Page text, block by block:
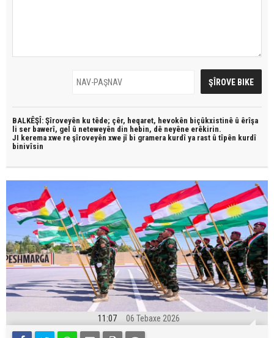
BALKÊŞÎ: Şîroveyên ku têde; çêr, heqaret, hevokên biçûkxistinê û êrîşa
li ser bawerî, gel û neteweyên din hebin, dê neyêne erêkirin.
JI kerema xwe re şîroveyên xwe jî bi gramera kurdî ya rast û tîpên kurdî
binivîsin
11:07 06 Tebaxe 2026